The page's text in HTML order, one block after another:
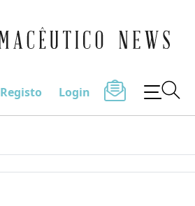
Registo Login